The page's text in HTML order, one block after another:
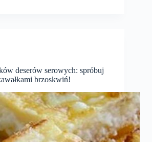
deserów serowych: spróbuj
brzoskwiń!